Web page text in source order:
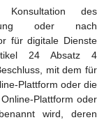
des
oder nach
für digitale Dienste
24 Absatz 4
mit dem für
Plattform oder die
Plattform oder
wird, deren